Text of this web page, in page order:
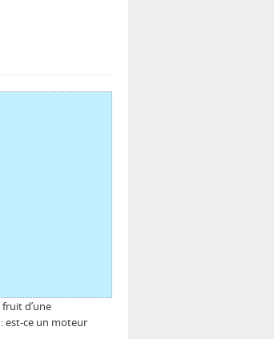
d’une
est-ce un moteur